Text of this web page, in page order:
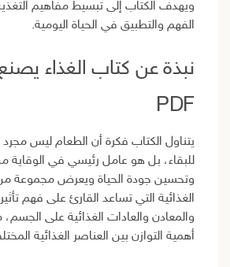
ويهدف الكتاب إلى تبسيط مفاهيم
الفهم والتطبيق في الحياة اليومية.
نبذة عن كتاب الغذاء
PDF
يتناول الكتاب فكرة أن الطعام ليس
للبقاء، بل هو عامل رئيسي في الوقاية
وتحسين جودة الحياة ويعرض مجموعة
الغذائية التي تساعد القارئ على فهم
والمعادن والعادات الغذائية على الجسم،
أهمية التوازن بين العناصر الغذائية